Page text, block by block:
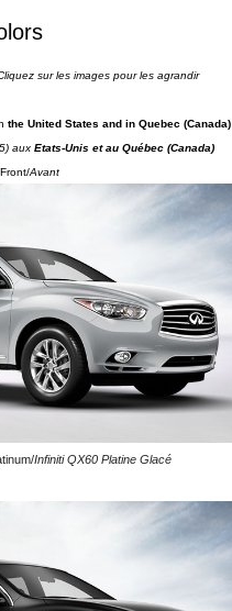
sur les images pour les agrandir
the United States and in Quebec (Canada)
aux Etats-Unis et au Québec (Canada)
Front/Avant
Infiniti QX60 Platine Glacé